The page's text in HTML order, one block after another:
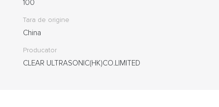
100
Tara de origine
China
Producator
CLEAR ULTRASONIC(HK)CO.LIMITED